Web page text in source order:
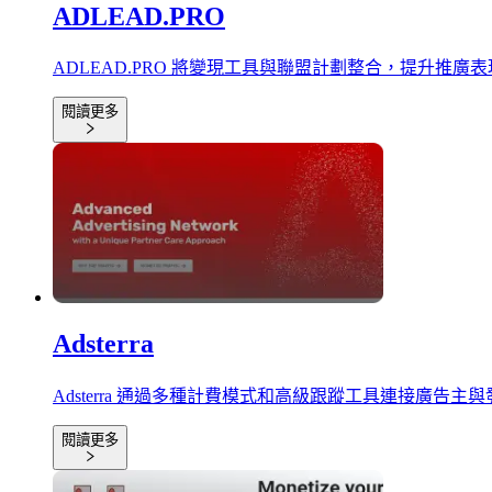
ADLEAD.PRO
ADLEAD.PRO 將變現工具與聯盟計劃整合，提升推廣表
閱讀更多
Adsterra
Adsterra 通過多種計費模式和高級跟蹤工具連接廣告主與
閱讀更多